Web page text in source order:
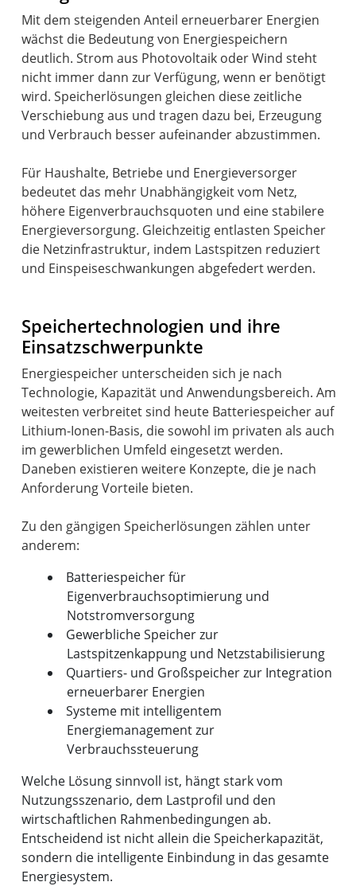
Mit dem steigenden Anteil erneuerbarer Energien
wächst die Bedeutung von Energiespeichern
deutlich. Strom aus Photovoltaik oder Wind steht
nicht immer dann zur Verfügung, wenn er benötigt
wird. Speicherlösungen gleichen diese zeitliche
Verschiebung aus und tragen dazu bei, Erzeugung
und Verbrauch besser aufeinander abzustimmen.
Für Haushalte, Betriebe und Energieversorger
bedeutet das mehr Unabhängigkeit vom Netz,
höhere Eigenverbrauchsquoten und eine stabilere
Energieversorgung. Gleichzeitig entlasten Speicher
die Netzinfrastruktur, indem Lastspitzen reduziert
und Einspeiseschwankungen abgefedert werden.
Speichertechnologien und ihre
Einsatzschwerpunkte
Energiespeicher unterscheiden sich je nach
Technologie, Kapazität und Anwendungsbereich. Am
weitesten verbreitet sind heute Batteriespeicher auf
Lithium-Ionen-Basis, die sowohl im privaten als auch
im gewerblichen Umfeld eingesetzt werden.
Daneben existieren weitere Konzepte, die je nach
Anforderung Vorteile bieten.
Zu den gängigen Speicherlösungen zählen unter
Batteriespeicher für
Eigenverbrauchsoptimierung und
Notstromversorgung
Gewerbliche Speicher zur
Lastspitzenkappung und Netzstabilisierung
Quartiers- und Großspeicher zur Integration
erneuerbarer Energien
Systeme mit intelligentem
Energiemanagement zur
Verbrauchssteuerung
Welche Lösung sinnvoll ist, hängt stark vom
Nutzungsszenario, dem Lastprofil und den
wirtschaftlichen Rahmenbedingungen ab.
Entscheidend ist nicht allein die Speicherkapazität,
sondern die intelligente Einbindung in das gesamte
Energiesystem.